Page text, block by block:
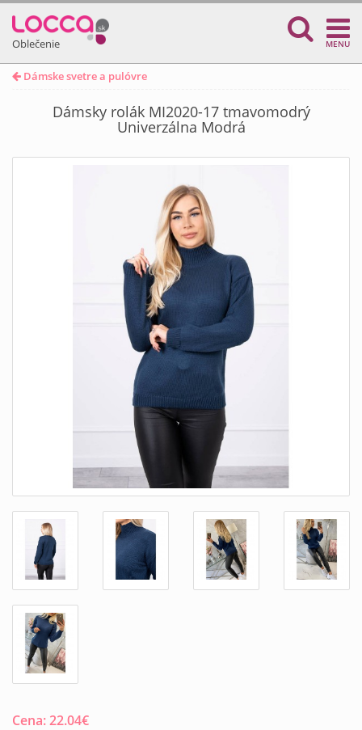
Oblečenie MENU
Dámske svetre a pulóvre
Dámsky rolák MI2020-17 tmavomodrý
Univerzálna Modrá
Cena:22.04€